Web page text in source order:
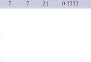
7 7 21 0.3333